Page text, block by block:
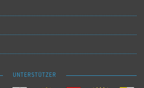
UNTERSTÜTZER